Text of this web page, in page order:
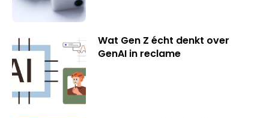
Wat Gen Z écht denkt over
GenAI in reclame